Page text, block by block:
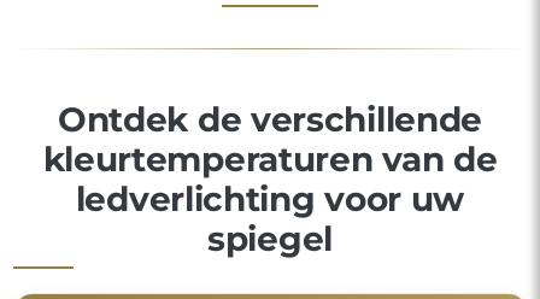
Ontdek de verschillende
kleurtemperaturen van de
ledverlichting voor uw
spiegel